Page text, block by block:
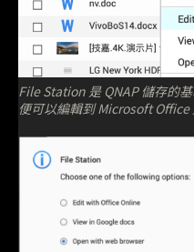
File Station 是 QNAP 儲存的
便可以編輯到 Microsoft Office